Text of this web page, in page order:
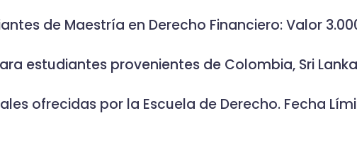
de Maestría en Derecho Financiero: Valor
estudiantes provenientes de Colombia, Sri
ofrecidas por la Escuela de Derecho. Fecha